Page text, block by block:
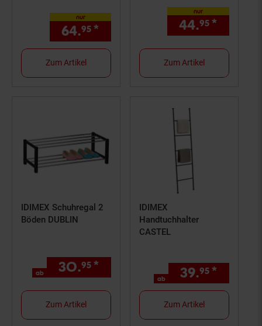
nur
64.95 * € Sternchen
Zum Artikel
nur
44.95 *
Zum Artikel
IDIMEX Schuhregal 2
Böden DUBLIN
ab 30.95 * € Sternchen
Zum Artikel
IDIMEX
Handtuchhalter
CASTEL
ab 39.95 *
Zum Artikel